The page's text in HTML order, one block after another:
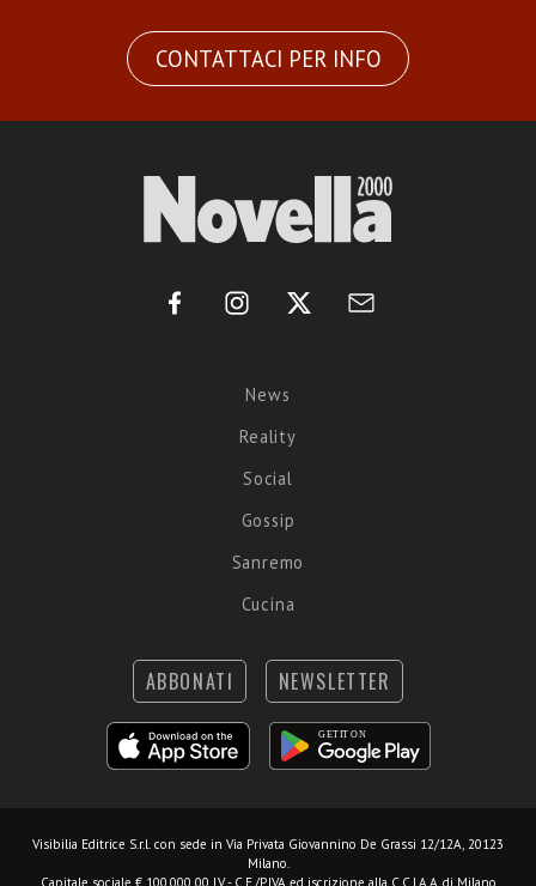
CONTATTACI PER INFO
News
Reality
Social
Gossip
Sanremo
Cucina
ABBONATI NEWSLETTER
Visibilia Editrice S.r.l. con sede in Via Privata Giovannino De Grassi 12/12A, 20123
Milano.